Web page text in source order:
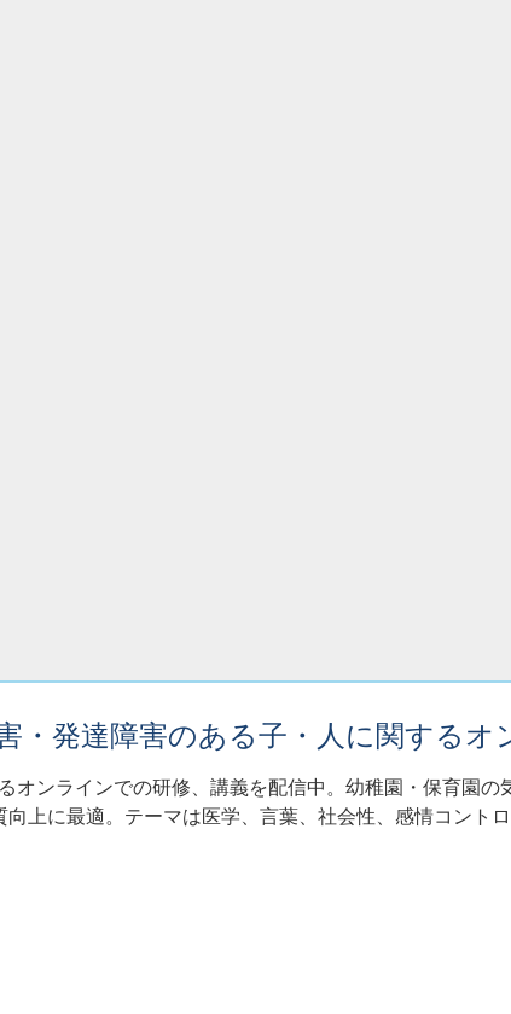
・発達障害のある子・人に関する
オンラインでの研修、講義を配信中。幼稚園・保育園
上に最適。テーマは医学、言葉、社会性、感情コントロ